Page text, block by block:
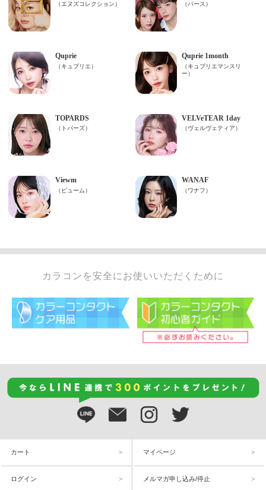
カラコンを安全にお使いいただくために
カート マイページ
ログイン メルマガ申し込み/停止